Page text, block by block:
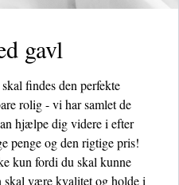
gavl
findes den perfekte
rolig - vi har samlet de
hjælpe dig videre i efter
penge og den rigtige pris!
kun fordi du skal kunne
skal være kvalitet og holde i